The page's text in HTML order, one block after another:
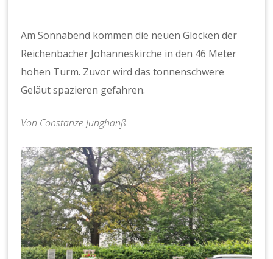
Am Sonnabend kommen die neuen Glocken der
Reichenbacher Johanneskirche in den 46 Meter
hohen Turm. Zuvor wird das tonnenschwere
Geläut spazieren gefahren.
Von Constanze Junghanß